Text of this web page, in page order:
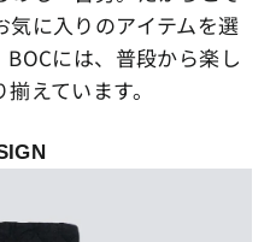
に入りのアイテムを選
には、普段から楽し
えています。